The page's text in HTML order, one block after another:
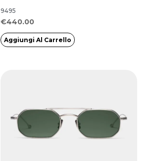
9495
€440.00
Aggiungi Al Carrello
più
varianti.